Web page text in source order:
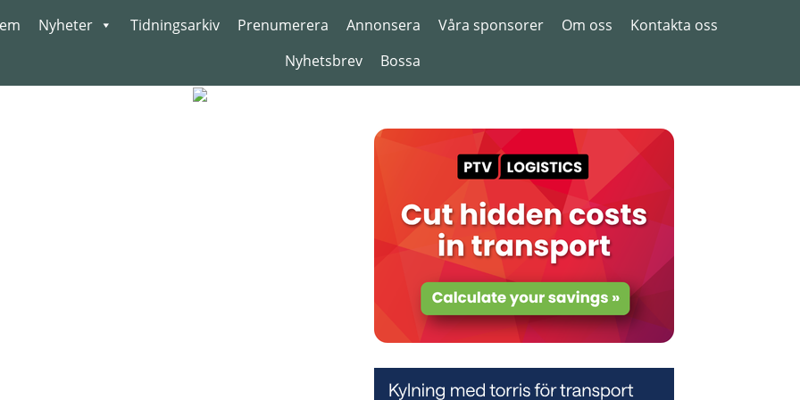
Nyheter Tidningsarkiv Prenumerera Annonsera Våra sponsorer Om oss
Kontakta oss
Nyhetsbrev
Bossa